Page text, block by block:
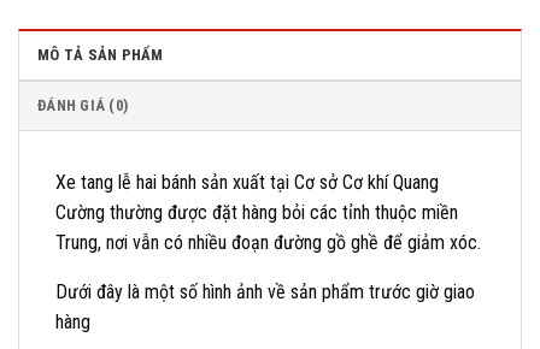
MÔ TẢ SẢN PHẨM
ĐÁNH GIÁ (0)
Xe tang lễ hai bánh sản xuất tại Cơ sở Cơ khí Quang
Cường thường được đặt hàng bỏi các tỉnh thuộc miền
Trung, nơi vẫn có nhiều đoạn đường gồ ghề để giảm xóc.
Dưới đây là một số hình ảnh về sản phẩm trước giờ giao
hàng